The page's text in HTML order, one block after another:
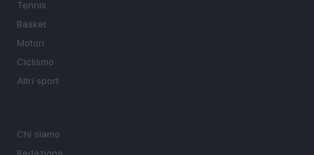
Tennis
Basket
Motori
Ciclismo
Altri sport
Chi siamo